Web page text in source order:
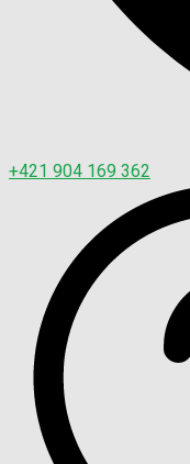
+421 904 169 362